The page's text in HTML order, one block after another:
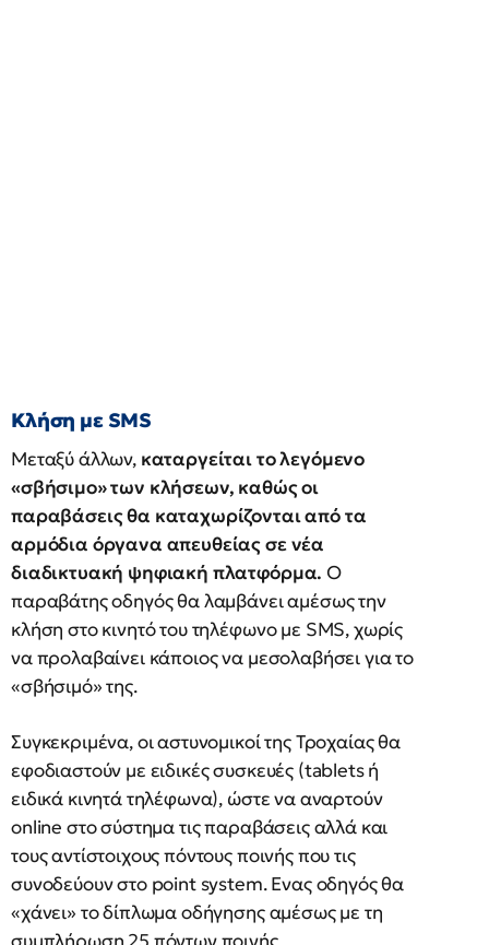
Κλήση με SMS
Μεταξύ άλλων,καταργείται το λεγόμενο
«σβήσιμο» των κλήσεων, καθώς οι
παραβάσεις θα καταχωρίζονται από τα
αρμόδια όργανα απευθείας σε νέα
διαδικτυακή ψηφιακή πλατφόρμα. Ο
παραβάτης οδηγός θα λαμβάνει αμέσως την
κλήση στο κινητό του τηλέφωνο με SMS, χωρίς
να προλαβαίνει κάποιος να μεσολαβήσει για το
«σβήσιμό» της.
Συγκεκριμένα, οι αστυνομικοί της Τροχαίας θα
εφοδιαστούν με ειδικές συσκευές (tablets ή
ειδικά κινητά τηλέφωνα), ώστε να αναρτούν
online στο σύστημα τις παραβάσεις αλλά και
τους αντίστοιχους πόντους ποινής που τις
συνοδεύουν στο point system. Ενας οδηγός θα
«χάνει» το δίπλωμα οδήγησης αμέσως με τη